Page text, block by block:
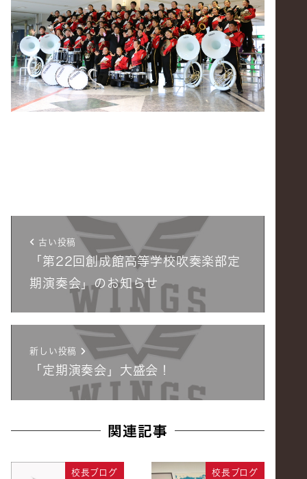
古い投稿
「第22回創成館高等学校吹奏楽部定
期演奏会」のお知らせ
新しい投稿
「定期演奏会」大盛会！
関連記事
校長ブログ 校長ブログ